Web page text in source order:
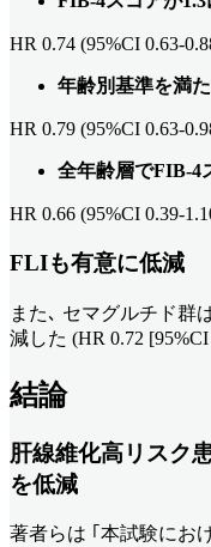
HR 0.74 (95%CI 0.63-
年齢別基準を満
HR 0.79 (95%CI 0.63-
全年齢層でFIB-4
HR 0.66 (95%CI 0.39-
FLIも有意に低減
また､ セマグルチド群
減した (HR 0.72 [95%CI
結論
肝線維化高リスク
を低減
著者らは ｢本試験にお